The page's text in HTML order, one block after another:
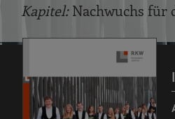
Kapitel:Nachwuchs für